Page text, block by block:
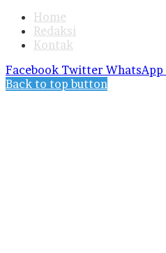
Home
Redaksi
Kontak
Facebook Twitter WhatsApp
Back to top button